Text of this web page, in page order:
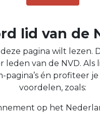
lid van de
pagina wilt lezen.
leden van de NVD. Als
pagina’s én profiteer
voordelen, zoals:
op het